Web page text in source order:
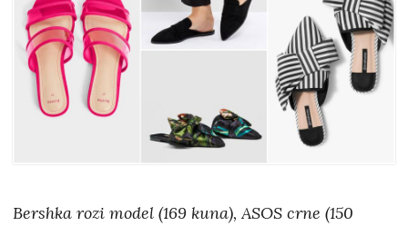
Bershka rozi model (169 kuna), ASOS crne (150